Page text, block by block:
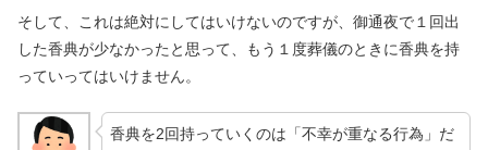
そして、これは絶対にしてはいけないのですが、御通夜で１回出
した香典が少なかったと思って、もう１度葬儀のときに香典を持
っていってはいけません。
香典を2回持っていくのは「不幸が重なる行為」だ